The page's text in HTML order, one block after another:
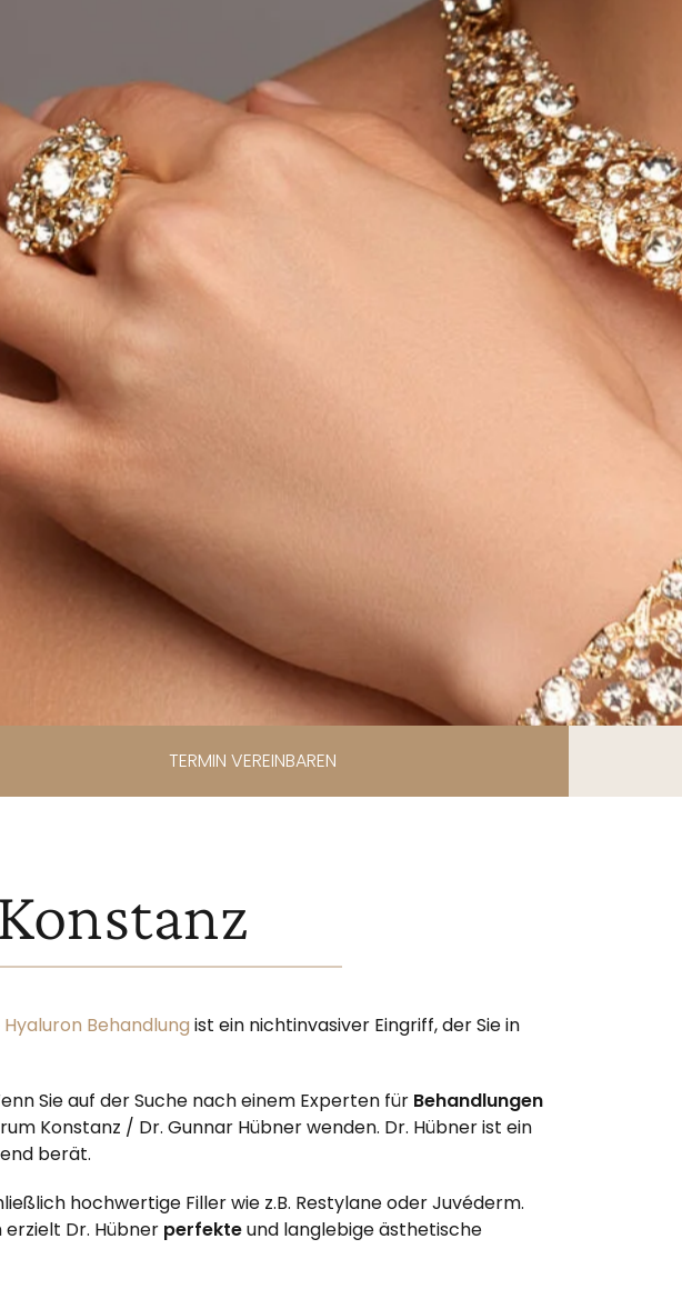
TERMIN VEREINBAREN
Hyaluron Behandlung ist ein nichtinvasiver Eingriff, der Sie in
Sie auf der Suche nach einem Experten für Behandlungen
Konstanz / Dr. Gunnar Hübner wenden. Dr. Hübner ist ein
berät.
hochwertige Filler wie z.B. Restylane oder Juvéderm.
Dr. Hübner perfekteund langlebige ästhetische